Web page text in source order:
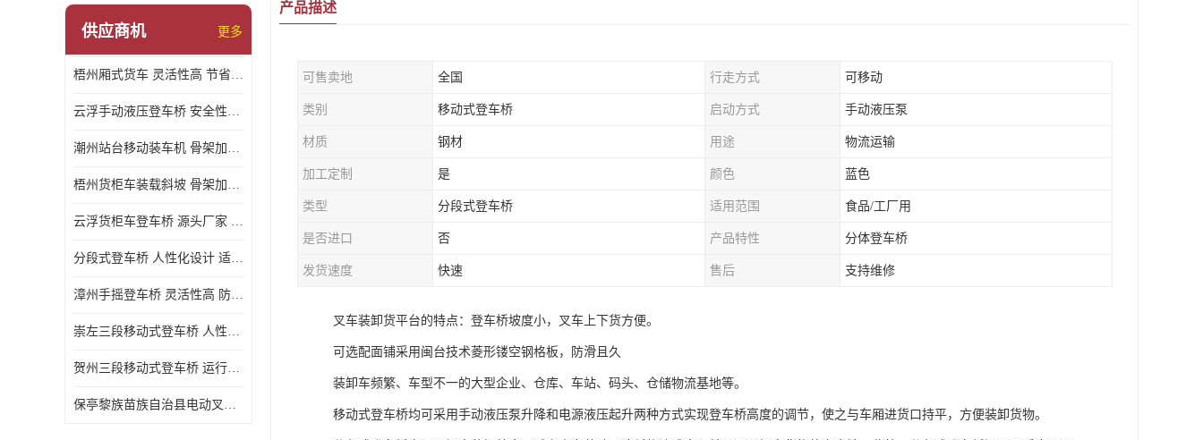
供应商机 更多
梧州厢式货车 灵活性高 节省空间
云浮手动液压登车桥 安全性较高 节省空间
潮州站台移动装车机 骨架加密 承载更强 皇加力机械设备厂
梧州货柜车装载斜坡 骨架加密 承载更强 皇加力机械设备厂
云浮货柜车登车桥 源头厂家 提高装卸作业效率
分段式登车桥 人性化设计 适用性广
漳州手摇登车桥 灵活性高 防滑性能好
崇左三段移动式登车桥 人性化设计 防滑性能好
贺州三段移动式登车桥 运行可靠 防滑性能好
保亭黎族苗族自治县电动叉车 性能稳定 运行平稳
产品描述
可售卖地 全国 行走方式 可移动
类别 移动式登车桥 启动方式 手动液压泵
材质 钢材 用途 物流运输
加工定制 是 颜色 蓝色
类型 分段式登车桥 适用范围 食品/工厂用
是否进口 否 产品特性 分体登车桥
发货速度 快速 售后 支持维修
叉车装卸货平台的特点：登车桥坡度小，叉车上下货方便。
可选配面铺采用闽台技术菱形镂空钢格板，防滑且久
装卸车频繁、车型不一的大型企业、仓库、车站、码头、仓储物流基地等。
移动式登车桥均可采用手动液压泵升降和电源液压起升两种方式实现登车桥高度的调节，使之与车厢进货口持平，方便装卸货物。